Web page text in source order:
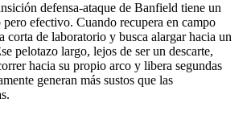
defensa-ataque de Banfield tiene un
efectivo. Cuando recupera en campo
corta de laboratorio y busca alargar hacia un
pelotazo largo, lejos de ser un descarte,
hacia su propio arco y libera segundas
generan más sustos que las